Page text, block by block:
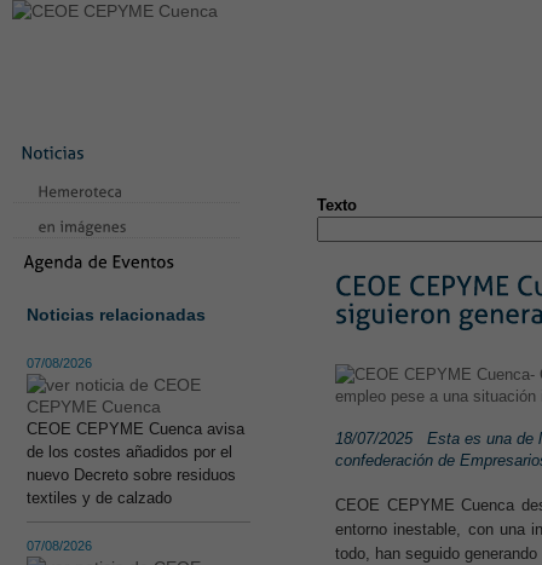
Noticias relacionadas
07/08/2026
CEOE CEPYME Cuenca avisa
de los costes añadidos por el
nuevo Decreto sobre residuos
textiles y de calzado
07/08/2026
Texto
18/07/2025
Esta es una de
confederación de
CEOE CEPYME Cuenca
entorno inestable, con una
todo, han seguido